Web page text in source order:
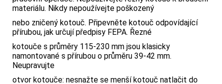
materiálu. Nikdy nepoužívejte poškozený
nebo zničený kotouč. Připevněte kotouč odpovídající
přírubou, jak určují předpisy FEPA. Řezné
kotouče s průměry 115-230 mm jsou klasicky
namontované s přírubou o průměru 39-42 mm.
Neupravujte
otvor kotouče: nesnažte se menší kotouč natlačit do